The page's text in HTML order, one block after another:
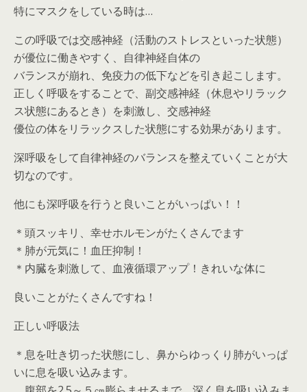
特にマスクをしている時は…
この呼吸では交感神経（活動のストレスといった状態）
が優位に働きやすく、自律神経自体の
バランスが崩れ、免疫力の低下などを引き起こします。
正しく呼吸をすることで、副交感神経（休息やリラック
ス状態にあるとき）を刺激し、交感神経
優位の体をリラックスした状態にする効果があります。
深呼吸をして自律神経のバランスを整えていくことが大
切なのです。
他にも深呼吸を行うと良いことがいっぱい！！
＊頭スッキリ、幸せホルモンがたくさんでます
＊肺が元気に！血圧抑制！
＊内臓を刺激して、血液循環アップ！きれいな体に
良いことがたくさんですね！
正しい呼吸法
＊息を吐き切った状態にし、鼻からゆっくり肺がいっぱ
いに息を吸い込みます。